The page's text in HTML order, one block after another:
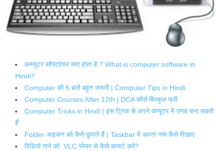
कम्प्यूटर सॉफ्टवेयर क्या होता है ? What is computer software in
Hindi?
Computer की 5 बातें बहुत जरूरी | Computer Tips in Hindi
Computer Courses After 12th | DCA कोर्स बिल्कुल फ्री
Computer Tricks in Hindi | इस ट्रिक से अपने कंप्यूटर में जगह बना सकते
हैं
Folder आइकन को कैसे छुपाते हैं | Taskbar में अपना नाम कैसे दिखाए
विडियो गाने को VLC प्लेयर से कैसे कन्वर्ट करें?